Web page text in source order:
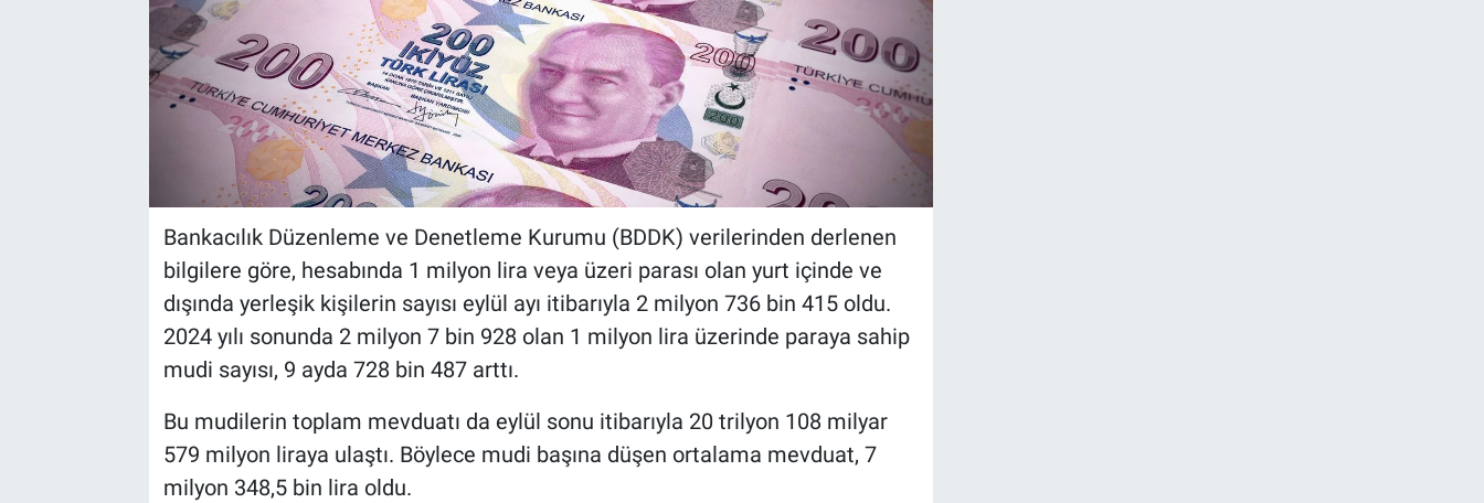
Bankacılık Düzenleme ve Denetleme Kurumu (BDDK) verilerinden derlenen
bilgilere göre, hesabında 1 milyon lira veya üzeri parası olan yurt içinde ve
dışında yerleşik kişilerin sayısı eylül ayı itibarıyla 2 milyon 736 bin 415 oldu.
2024 yılı sonunda 2 milyon 7 bin 928 olan 1 milyon lira üzerinde paraya sahip
mudi sayısı, 9 ayda 728 bin 487 arttı.
Bu mudilerin toplam mevduatı da eylül sonu itibarıyla 20 trilyon 108 milyar
579 milyon liraya ulaştı. Böylece mudi başına düşen ortalama mevduat, 7
milyon 348,5 bin lira oldu.